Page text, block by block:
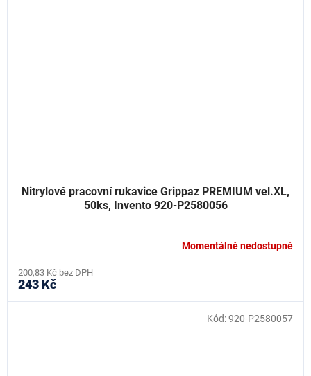
Nitrylové pracovní rukavice Grippaz PREMIUM vel.XL,
50ks, Invento 920-P2580056
Momentálně nedostupné
200,83 Kč bez DPH
243 Kč
Kód:920-P2580057